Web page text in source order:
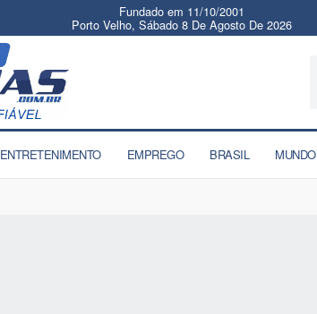
Fundado em 11/10/2001
Porto Velho, Sábado 8 De Agosto De 2026
ENTRETENIMENTO EMPREGO BRASIL MUNDO